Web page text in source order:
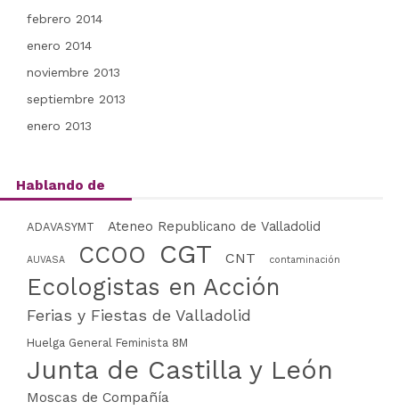
febrero 2014
enero 2014
noviembre 2013
septiembre 2013
enero 2013
Hablando de
ADAVASYMT Ateneo Republicano de Valladolid
AUVASA CCOO CGT CNT contaminación
Ecologistas en Acción
Ferias y Fiestas de Valladolid
Huelga General Feminista 8M
Junta de Castilla y León
Moscas de Compañía